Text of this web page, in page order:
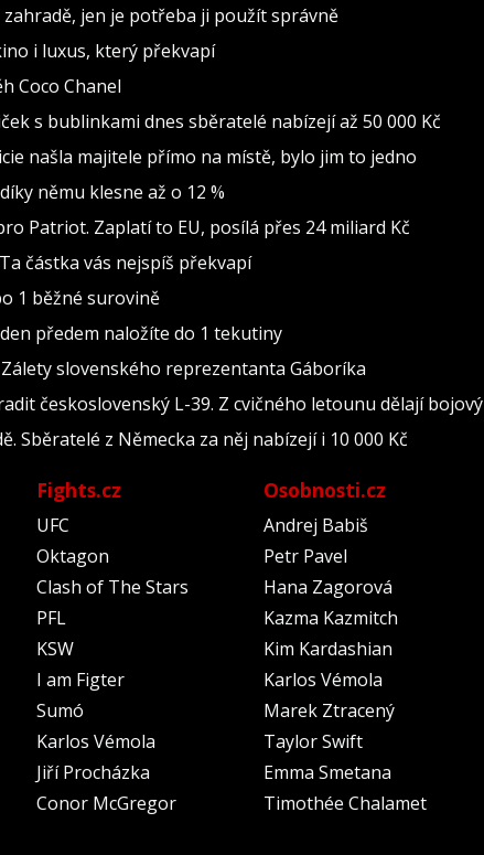
jen je potřeba ji použít správně
i luxus, který překvapí
Coco Chanel
s bublinkami dnes sběratelé nabízejí až 50 000 Kč
našla majitele přímo na místě, bylo jim to jedno
němu klesne až o 12 %
Patriot. Zaplatí to EU, posílá přes 24 miliard Kč
částka vás nejspíš překvapí
1 běžné surovině
předem naložíte do 1 tekutiny
slovenského reprezentanta Gáboríka
československý L-39. Z cvičného letounu dělají bojový
Sběratelé z Německa za něj nabízejí i 10 000 Kč
Fights.cz
UFC
Oktagon
Clash of The Stars
PFL
KSW
I am Figter
Sumó
Karlos Vémola
Jiří Procházka
Conor McGregor
Osobnosti.cz
Andrej Babiš
Petr Pavel
Hana Zagorová
Kazma Kazmitch
Kim Kardashian
Karlos Vémola
Marek Ztracený
Taylor Swift
Emma Smetana
Timothée Chalamet